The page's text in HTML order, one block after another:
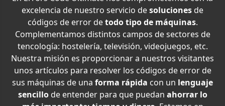
excelencia de nuestro servicio desoluciones de
códigos de error detodo tipo de máquinas.
Complementamos distintos campos de sectores de
tencología: hostelería, televisión, videojuegos, etc.
Nuestra misión es proporcionar a nuestros visitantes
unos artículos para resolver los códigos de error de
sus máquinas de una forma rápida con un lenguaje
sencillode entender para que puedan ahorrar lo